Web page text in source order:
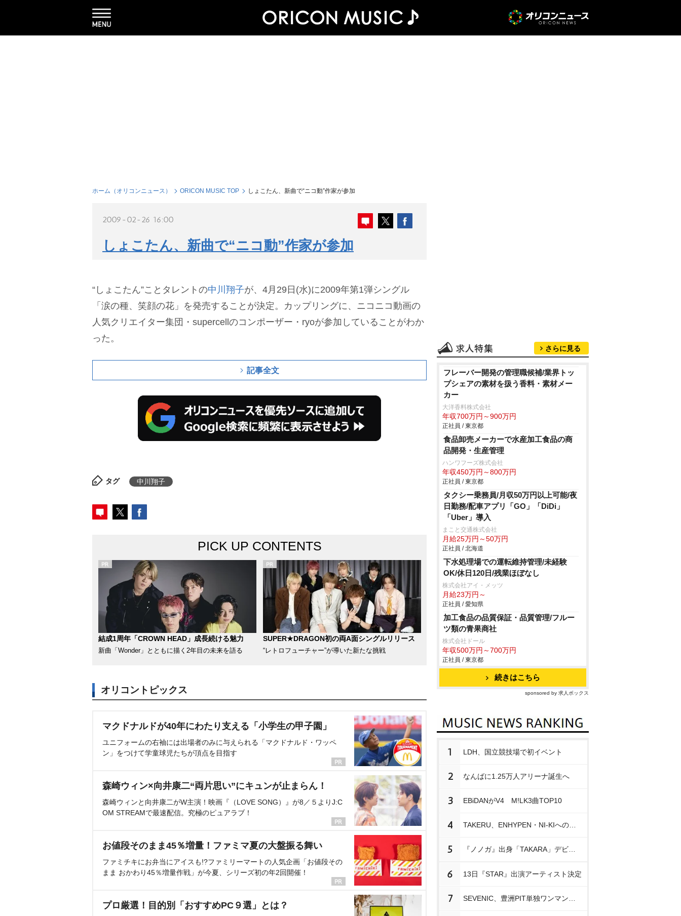
ホーム（オリコンニュース） ORICON MUSIC TOP しょこたん、新曲で“ニコ動”作家が参加
2009-02-26 16:00
しょこたん、新曲で“ニコ動”作家が参加
“しょこたん”ことタレントの中川翔子が、4月29日(水)に2009年第1弾シングル
「涙の種、笑顔の花」を発売することが決定。カップリングに、ニコニコ動画の
人気クリエイター集団・supercellのコンポーザー・ryoが参加していることがわか
った。
記事全文
タグ 中川翔子
PICK UP CONTENTS
結成1周年「CROWN HEAD」成長続ける魅力
新曲「Wonder」とともに描く2年目の未来を語る
SUPER★DRAGON初の両A面シングルリリース
“レトロフューチャー”が導いた新たな挑戦
オリコントピックス
マクドナルドが40年にわたり支える「小学生の甲子園」
ユニフォームの右袖には出場者のみに与えられる「マクドナルド・ワッペ
ン」をつけて学童球児たちが頂点を目指す
森崎ウィン×向井康二“両片思い”にキュンが止まらん！
森崎ウィンと向井康二がW主演！映画『（LOVE SONG）』が8／５よりJ:C
OM STREAMで最速配信。究極のピュアラブ！
お値段そのまま45％増量！ファミマ夏の大盤振る舞い
ファミチキにお弁当にアイスも!?ファミリーマートの人気企画「お値段その
まま おかわり45％増量作戦」が今夏、シリーズ初の年2回開催！
プロ厳選！目的別「おすすめPC９選」とは？
さらに見る
フレーバー開発の管理職候補/業界トッ
プシェアの素材を扱う香料・素材メー
カー
大洋香料株式会社
年収700万円～900万円
正社員 / 東京都
食品卸売メーカーで水産加工食品の商
品開発・生産管理
ハンワフーズ株式会社
年収450万円～800万円
正社員 / 東京都
タクシー乗務員/月収50万円以上可能/夜
日勤務/配車アプリ「GO」「DiDi」
「Uber」導入
まこと交通株式会社
月給25万円～50万円
正社員 / 北海道
下水処理場での運転維持管理/未経験
OK/休日120日/残業ほぼなし
株式会社アイ・メッツ
月給23万円～
正社員 / 愛知県
加工食品の品質保証・品質管理/フルー
ツ類の青果商社
株式会社ドール
年収500万円～700万円
正社員 / 東京都
続きはこちら
sponsored by 求人ボックス
1 LDH、国立競技場で初イベント
2 なんばに1.25万人アリーナ誕生へ
3 EBiDANがV4 M!LK3曲TOP10
4
5
6 13日『STAR』出演アーティスト決定
7